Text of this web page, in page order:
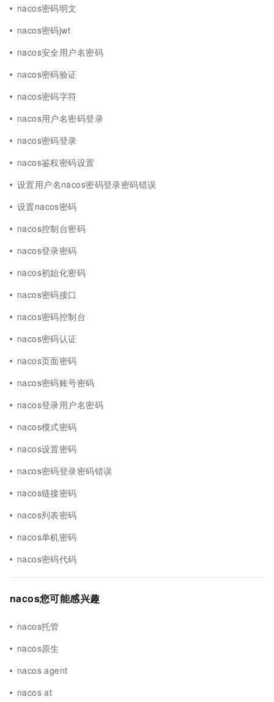
nacos密码明文
nacos密码jwt
nacos安全用户名密码
nacos密码验证
nacos密码字符
nacos用户名密码登录
nacos密码登录
nacos鉴权密码设置
设置用户名nacos密码登录密码错误
设置nacos密码
nacos控制台密码
nacos登录密码
nacos初始化密码
nacos密码接口
nacos密码控制台
nacos密码认证
nacos页面密码
nacos密码账号密码
nacos登录用户名密码
nacos模式密码
nacos设置密码
nacos密码登录密码错误
nacos链接密码
nacos列表密码
nacos单机密码
nacos密码代码
nacos您可能感兴趣
nacos托管
nacos原生
nacos agent
nacos at